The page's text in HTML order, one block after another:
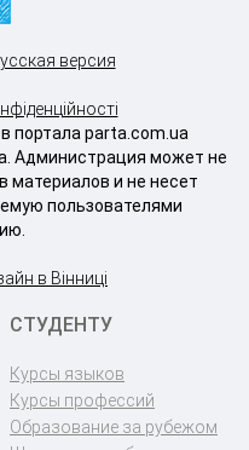
версия
портала parta.com.ua
Администрация может не
материалов и не несет
пользователями
в Вінниці
СТУДЕНТУ
Курсы языков
Курсы профессий
Образование за рубежом